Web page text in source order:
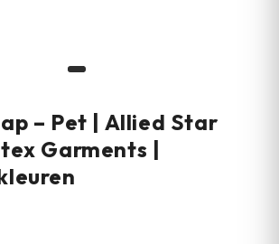
– Pet | Allied Star
Garments |